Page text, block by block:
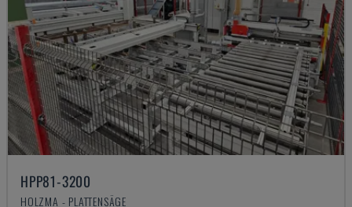
HPP81-3200
HOLZMA - PLATTENSÄGE